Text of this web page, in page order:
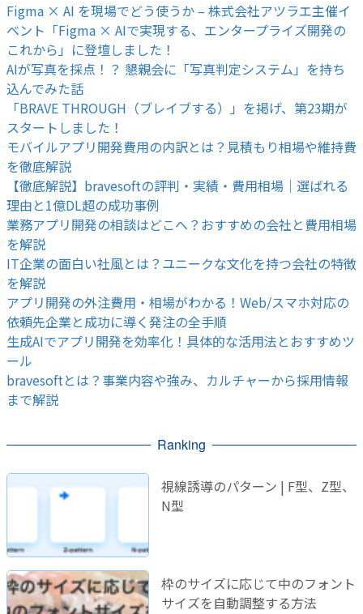
Figma × AI を現場でどう使うか – 株式会社アツラエ主催イ
ベント「Figma × AIで実現する、エンタープライズ開発の
これから」に登壇しました！
AIが写真を採点！？ 懇親会に「写真判定システム」を持ち
込んでみた話
「BRAVE THROUGH（ブレイブする）」を掲げ、第23期が
スタートしました！
モバイルアプリ開発費用の内訳とは？見積もり相場や維持費
を徹底解説
【徹底解説】bravesoftの評判・実績・費用相場｜選ばれる
理由と1億DL超の成功事例
業務アプリ開発の相談はどこへ？おすすめの会社と費用相場
を解説
IT企業の面白い社風とは？ユニークな文化を持つ会社の特徴
を解説
アプリ開発の外注費用・相場がわかる！Web/スマホ対応の
依頼先企業と成功に導く発注の全手順
生成AIでアプリ開発を効率化！具体的な活用法とおすすめツ
ール
bravesoftとは？事業内容や強み、カルチャーから採用情報
まで解説
Ranking
視線誘導のパターン | F型、Z型、
N型
枠のサイズに応じて中のフォント
サイズを自動調整する方法